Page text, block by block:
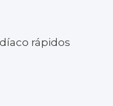
rápidos